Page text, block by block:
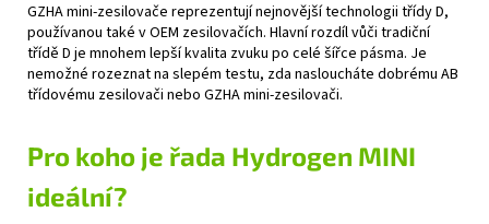
GZHA mini-zesilovače reprezentují nejnovější technologii třídy D,
používanou také v OEM zesilovačích. Hlavní rozdíl vůči tradiční
třídě D je mnohem lepší kvalita zvuku po celé šířce pásma. Je
nemožné rozeznat na slepém testu, zda nasloucháte dobrému AB
třídovému zesilovači nebo GZHA mini-zesilovači.
Pro koho je řada Hydrogen MINI
ideální?